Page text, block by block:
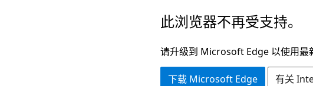
此浏览器不再受支持。
请升级到 Microsoft Edge 以使用最
下载 Microsoft Edge 有关